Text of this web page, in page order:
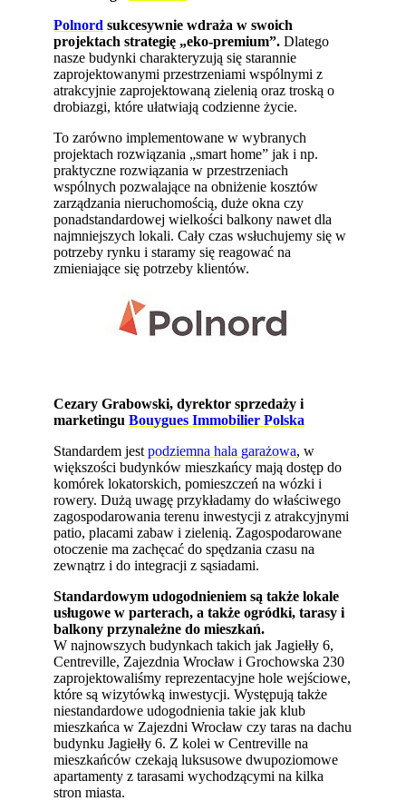
Polnord sukcesywnie wdraża w swoich
projektach strategię „eko-premium”. Dlatego
nasze budynki charakteryzują się starannie
zaprojektowanymi przestrzeniami wspólnymi z
atrakcyjnie zaprojektowaną zielenią oraz troską o
drobiazgi, które ułatwiają codzienne życie.
To zarówno implementowane w wybranych
projektach rozwiązania „smart home” jak i np.
praktyczne rozwiązania w przestrzeniach
wspólnych pozwalające na obniżenie kosztów
zarządzania nieruchomością, duże okna czy
ponadstandardowej wielkości balkony nawet dla
najmniejszych lokali. Cały czas wsłuchujemy się w
potrzeby rynku i staramy się reagować na
zmieniające się potrzeby klientów.
Cezary Grabowski, dyrektor sprzedaży i
marketinguBouygues Immobilier Polska
Standardem jestpodziemna hala garażowa, w
większości budynków mieszkańcy mają dostęp do
komórek lokatorskich, pomieszczeń na wózki i
rowery. Dużą uwagę przykładamy do właściwego
zagospodarowania terenu inwestycji z atrakcyjnymi
patio, placami zabaw i zielenią. Zagospodarowane
otoczenie ma zachęcać do spędzania czasu na
zewnątrz i do integracji z sąsiadami.
Standardowym udogodnieniem są także lokale
usługowe w parterach, a także ogródki, tarasy i
balkony przynależne do mieszkań.
W najnowszych budynkach takich jak Jagiełły 6,
Centreville, Zajezdnia Wrocław i Grochowska 230
zaprojektowaliśmy reprezentacyjne hole wejściowe,
które są wizytówką inwestycji. Występują także
niestandardowe udogodnienia takie jak klub
mieszkańca w Zajezdni Wrocław czy taras na dachu
budynku Jagiełły 6. Z kolei w Centreville na
mieszkańców czekają luksusowe dwupoziomowe
apartamenty z tarasami wychodzącymi na kilka
stron miasta.